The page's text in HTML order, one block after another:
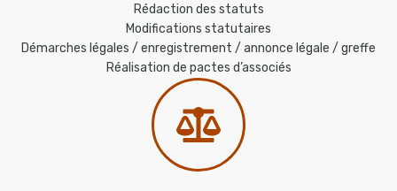
Rédaction des statuts
Modifications statutaires
Démarches légales / enregistrement / annonce légale / greffe
Réalisation de pactes d’associés